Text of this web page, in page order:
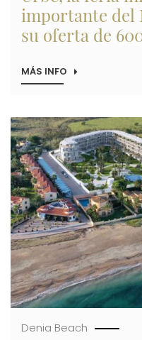
importante del
su oferta de
MÁS INFO SOBRE
PRIMERA
VEZ
A
URBE,
LA
FERIA
INMOBILIARIA
MÁS
IMPORTANTE
DEL
MEDITERRÁNEO,
CON
SU
OFERTA
DE
600
VIVIENDAS
Imagen
Denia Beach